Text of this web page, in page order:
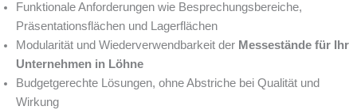
Funktionale Anforderungen wie Besprechungsbereiche,
Präsentationsflächen und Lagerflächen
Modularität und Wiederverwendbarkeit der Messestände für Ihr
Unternehmen in Löhne
Budgetgerechte Lösungen, ohne Abstriche bei Qualität und
Wirkung